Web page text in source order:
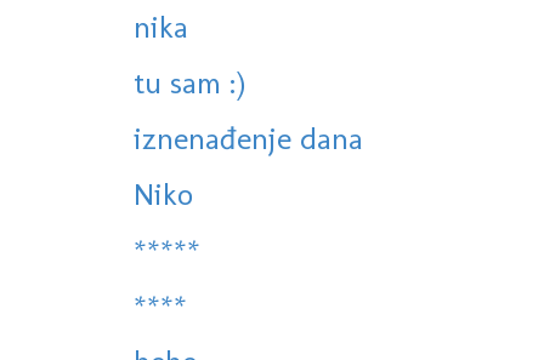
nika
tu sam :)
iznenađenje dana
Niko
*****
****